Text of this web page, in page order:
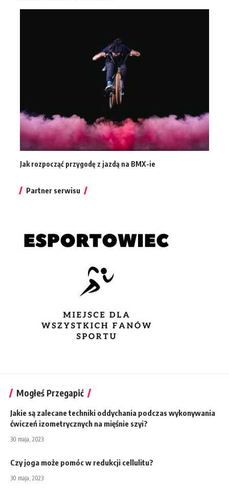
Jak rozpocząć przygodę z jazdą na BMX-ie
Partner serwisu
Mogłeś Przegapić
Jakie są zalecane techniki oddychania podczas wykonywania
ćwiczeń izometrycznych na mięśnie szyi?
30 maja, 2023
Czy joga może pomóc w redukcji cellulitu?
30 maja, 2023